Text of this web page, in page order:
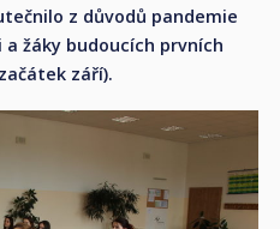
z důvodů pandemie
žáky budoucích prvních
září).